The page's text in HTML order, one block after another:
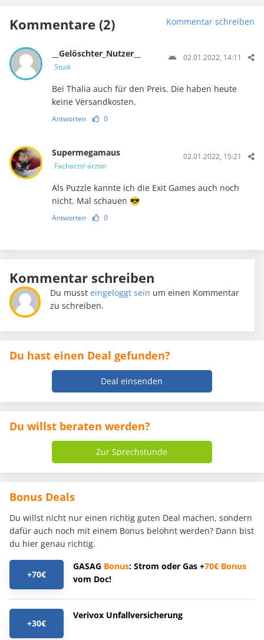
Kommentare (2) Kommentar schreiben
__Gelöschter_Nutzer__
Studi
02.01.2022, 14:11
Bei Thalia auch für den Preis. Die haben heute
keine Versandkosten.
Antworten 0
Supermegamaus
Facharzt/-ärztin
02.01.2022, 15:21
Als Puzzle kannte ich die Exit Games auch noch
nicht. Mal schauen 😎
Antworten 0
Kommentar schreiben
Du mussteingeloggt sein um einen Kommentar
zu schreiben.
Du hast einen Deal gefunden?
Deal einsenden
Du willst beraten werden?
Zur Sprechstunde
Bonus Deals
Du willst nicht nur einen richtig guten Deal machen, sondern
dafür auch noch mit einem Bonus belohnt werden? Dann bist
du hier genau richtig.
+70€
GASAG Bonus: Strom oder Gas +70€ Bonus
vom Doc!
+30€
Verivox Unfallversicherung